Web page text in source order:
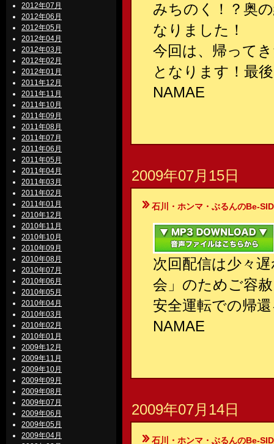
2012年07月
2012年06月
2012年05月
2012年04月
2012年03月
2012年02月
2012年01月
2011年12月
2011年11月
2011年10月
2011年09月
2011年08月
2011年07月
2011年06月
2011年05月
2011年04月
2011年03月
2011年02月
2011年01月
2010年12月
2010年11月
2010年10月
2010年09月
2010年08月
2010年07月
2010年06月
2010年05月
2010年04月
2010年03月
2010年02月
2010年01月
2009年12月
2009年11月
2009年10月
2009年09月
2009年08月
2009年07月
2009年06月
2009年05月
2009年04月
みちのく！？奥
なりました！
今回は、帰って
となります！最
NAMAE
2009年07月15日
石川・ホンマ・ぶるんのBe-
次回配信は少々
会」のためご容
安全運転での帰
NAMAE
2009年07月14日
石川・ホンマ・ぶるんのBe-